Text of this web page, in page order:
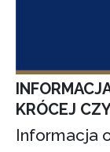
KRÓCEJ
Informacja